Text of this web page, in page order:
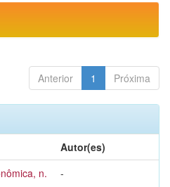
Anterior 1 Próxima
Autor(es)
n.
-